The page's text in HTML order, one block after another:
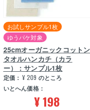
お試しサンプル1枚
ゆうパケ対象
25cmオーガニックコットン
タオルハンカチ（カラ
ー）：サンプル1枚
定価： ¥ 209 のところ
いとへん価格：
¥198